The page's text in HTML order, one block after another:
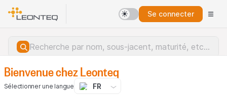
Se connecter
Bienvenue chez Leonteq
Sélectionner une langue FR